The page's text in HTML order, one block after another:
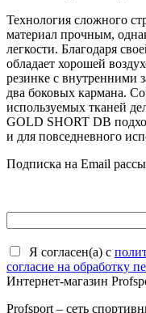
Технология сложного
материал прочным,
легкости. Благодаря
обладает хорошей
резинке с внутренними
два боковых кармана.
используемых тканей
GOLD SHORT DB
и для повседневного
Подписка на Email
Я согласен(a) с
согласие на обработку
Интернет-магазин
Profsport – сеть